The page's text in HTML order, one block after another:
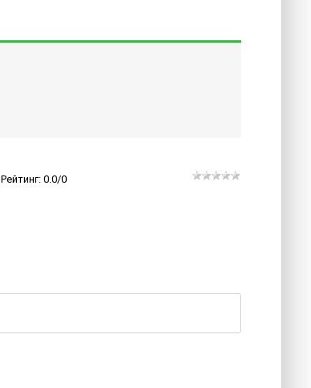
Рейтинг: 0.0/0